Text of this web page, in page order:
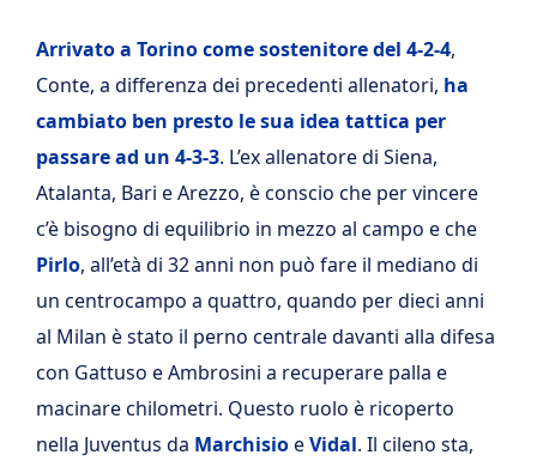
Arrivato a Torino come sostenitore del 4-2-4,
Conte, a differenza dei precedenti allenatori, ha
cambiato ben presto le sua idea tattica per
passare ad un 4-3-3. L’ex allenatore di Siena,
Atalanta, Bari e Arezzo, è conscio che per vincere
c’è bisogno di equilibrio in mezzo al campo e che
Pirlo, all’età di 32 anni non può fare il mediano di
un centrocampo a quattro, quando per dieci anni
al Milan è stato il perno centrale davanti alla difesa
con Gattuso e Ambrosini a recuperare palla e
macinare chilometri. Questo ruolo è ricoperto
nella Juventus da MarchisioeVidal. Il cileno sta,